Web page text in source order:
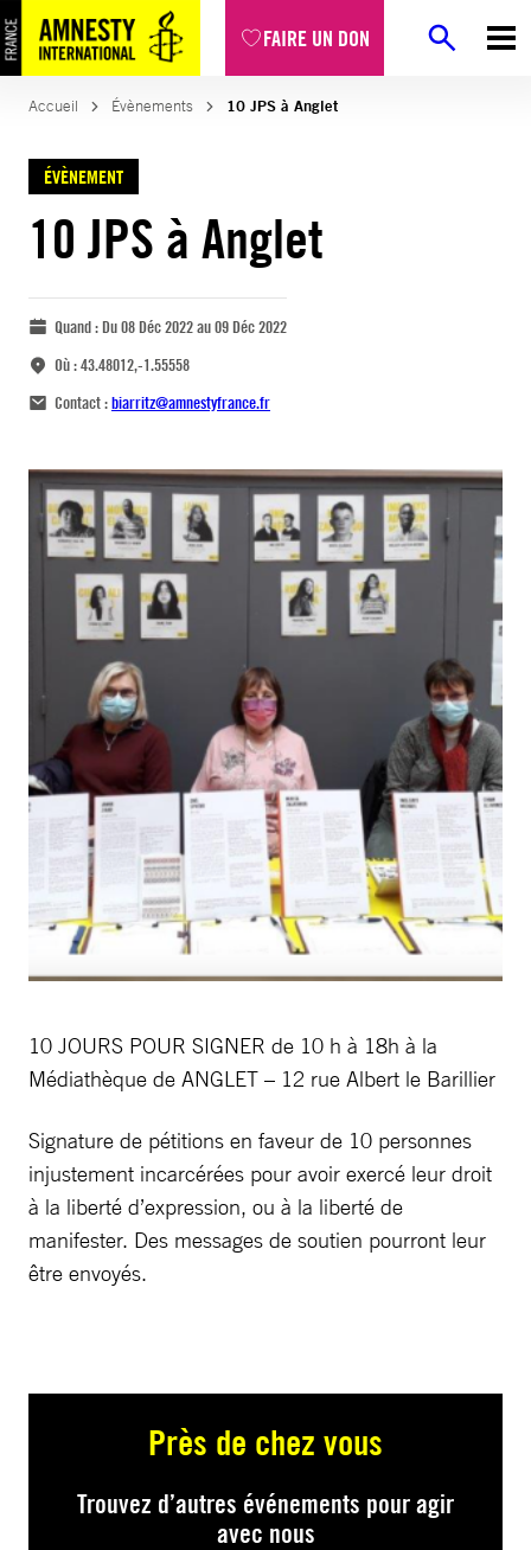
FAIRE UN DON
Accueil Évènements 10 JPS à Anglet
ÉVÈNEMENT
10 JPS à Anglet
Quand :Du 08 Déc 2022 au 09 Déc 2022
Où :43.48012,-1.55558
Contact :biarritz@amnestyfrance.fr
10 JOURS POUR SIGNER de 10 h à 18h à la
Médiathèque de ANGLET – 12 rue Albert le Barillier
Signature de pétitions en faveur de 10 personnes
injustement incarcérées pour avoir exercé leur droit
à la liberté d’expression, ou à la liberté de
manifester. Des messages de soutien pourront leur
être envoyés.
Près de chez vous
Trouvez d’autres événements pour agir
avec nous